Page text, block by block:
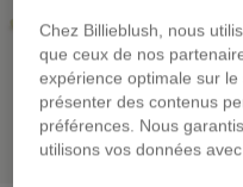
Chez Billieblush, nous
que ceux de nos
expérience optimale sur
présenter des contenus
préférences. Nous
utilisons vos données